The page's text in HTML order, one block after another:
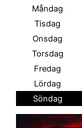
Måndag
Tisdag
Onsdag
Torsdag
Fredag
Lördag
Söndag